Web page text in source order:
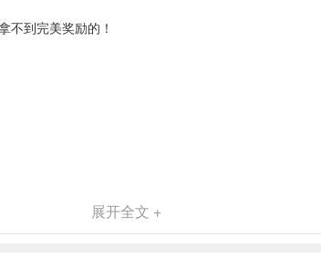
不到完美奖励的！
展开全文 +